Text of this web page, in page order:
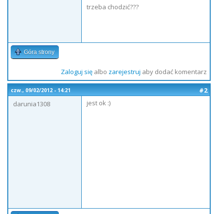
trzeba chodzić???
Góra strony
Zaloguj sięalbo zarejestruj aby dodać komentarz
czw., 09/02/2012 - 14:21
#2
darunia1308
jest ok :)